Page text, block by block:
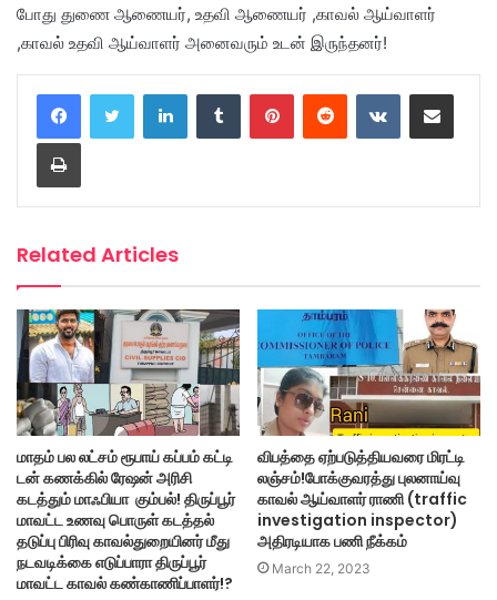
போது துணை ஆணையர், உதவி ஆணையர் ,காவல் ஆய்வாளர்
,காவல் உதவி ஆய்வாளர் அனைவரும் உடன் இருந்தனர்!
LinkedInTumblr PinterestReddit VKontakteShare via Email
Print
Related Articles
மாதம் பல லட்சம் ரூபாய் கப்பம் கட்டி
டன் கணக்கில் ரேஷன் அரிசி
கடத்தும் மாஃபியா கும்பல்! திருப்பூர்
மாவட்ட உணவு பொருள் கடத்தல்
தடுப்பு பிரிவு காவல்துறையினர் மீது
நடவடிக்கை எடுப்பாரா திருப்பூர்
மாவட்ட காவல் கண்காணிப்பாளர்!?
விபத்தை ஏற்படுத்தியவரை மிரட்டி
லஞ்சம்!போக்குவரத்து புலனாய்வு
காவல் ஆய்வாளர் ராணி (traffic
investigation inspector)
அதிரடியாக பணி நீக்கம்
March 22, 2023